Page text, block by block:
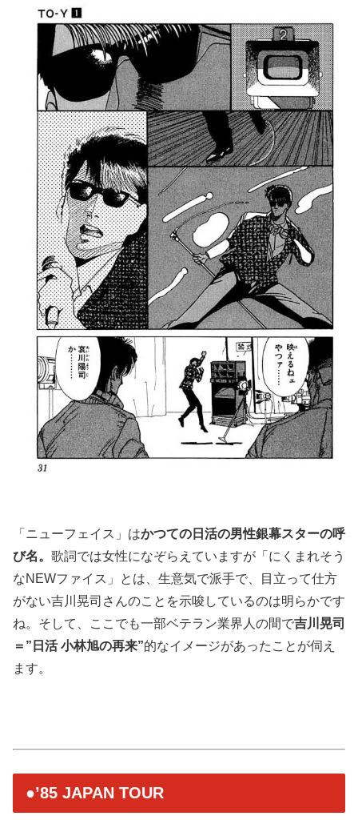
「ニューフェイス」はかつての日活の男性銀幕スターの呼
び名。 歌詞では女性になぞらえていますが「にくまれそう
なNEWファイス」とは、生意気で派手で、目立って仕方
がない吉川晃司さんのことを示唆しているのは明らかです
ね。そして、ここでも一部ベテラン業界人の間で吉川晃司
＝”日活 小林旭の再来”的なイメージがあったことが伺え
ます。
●’85 JAPAN TOUR